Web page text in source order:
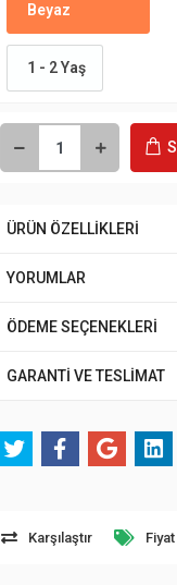
Beyaz
1 - 2 Yaş
ÜRÜN ÖZELLİKLERİ
YORUMLAR
ÖDEME SEÇENEKLERİ
GARANTİ VE TESLİMAT
Karşılaştır